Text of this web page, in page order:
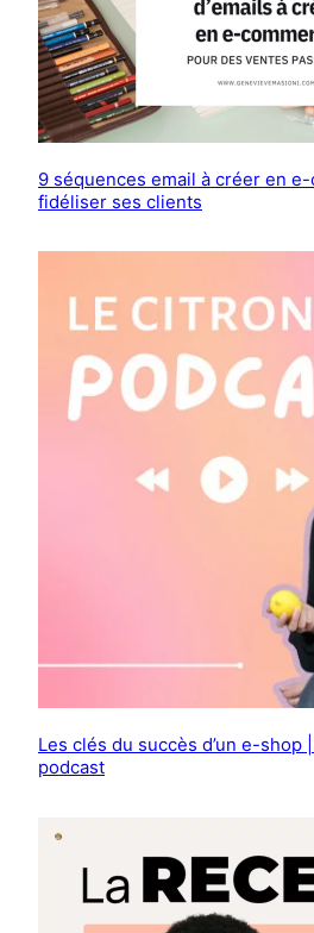
9 séquences email à créer en
fidéliser ses clients
Les clés du succès d’un e-shop
podcast